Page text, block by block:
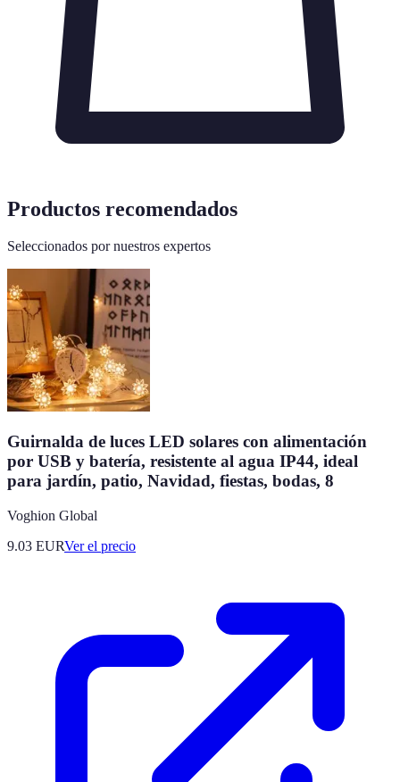
Productos recomendados
Seleccionados por nuestros expertos
Guirnalda de luces LED solares con alimentación
por USB y batería, resistente al agua IP44, ideal
para jardín, patio, Navidad, fiestas, bodas, 8
Voghion Global
9.03 EURVer el precio